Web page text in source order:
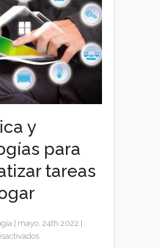
y
para
tareas
mayo, 24th 2022
en